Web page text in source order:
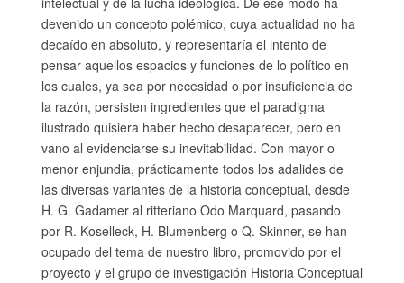
devenido un concepto polémico, cuya actualidad no ha
decaído en absoluto, y representaría el intento de
pensar aquellos espacios y funciones de lo político en
los cuales, ya sea por necesidad o por insuficiencia de
la razón, persisten ingredientes que el paradigma
ilustrado quisiera haber hecho desaparecer, pero en
vano al evidenciarse su inevitabilidad. Con mayor o
menor enjundia, prácticamente todos los adalides de
las diversas variantes de la historia conceptual, desde
H. G. Gadamer al ritteriano Odo Marquard, pasando
por R. Koselleck, H. Blumenberg o Q. Skinner, se han
ocupado del tema de nuestro libro, promovido por el
proyecto y el grupo de investigación Historia Conceptual